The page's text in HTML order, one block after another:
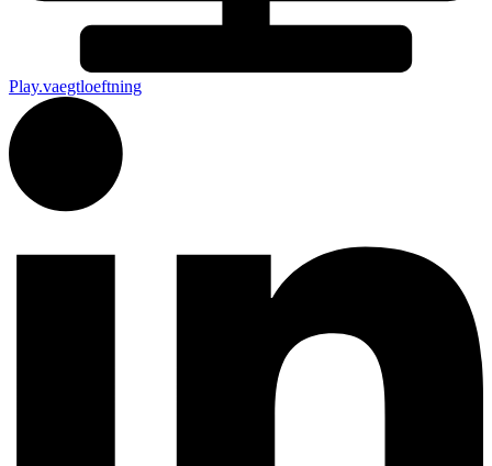
Play.vaegtloeftning